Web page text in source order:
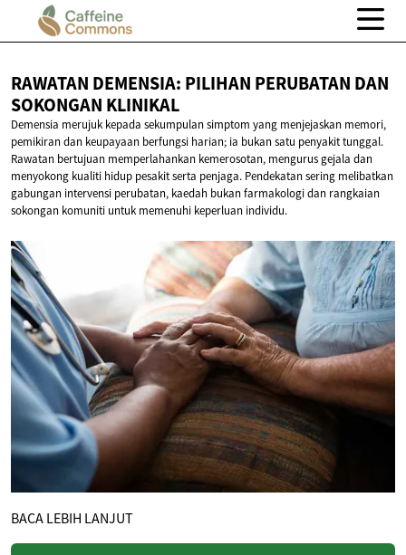
RAWATAN DEMENSIA: PILIHAN PERUBATAN DAN
SOKONGAN KLINIKAL
Demensia merujuk kepada sekumpulan simptom yang menjejaskan memori,
pemikiran dan keupayaan berfungsi harian; ia bukan satu penyakit tunggal.
Rawatan bertujuan memperlahankan kemerosotan, mengurus gejala dan
menyokong kualiti hidup pesakit serta penjaga. Pendekatan sering melibatkan
gabungan intervensi perubatan, kaedah bukan farmakologi dan rangkaian
sokongan komuniti untuk memenuhi keperluan individu.
BACA LEBIH LANJUT